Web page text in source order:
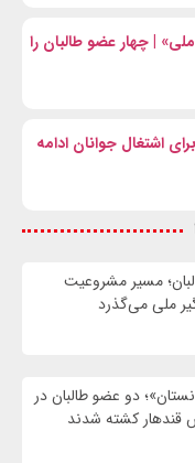
| چهار عضو طالبان را
اشتغال جوانان ادامه
مسیر مشروعیت
ملی می‌گذرد
دو عضو طالبان در
قندهار کشته شدند